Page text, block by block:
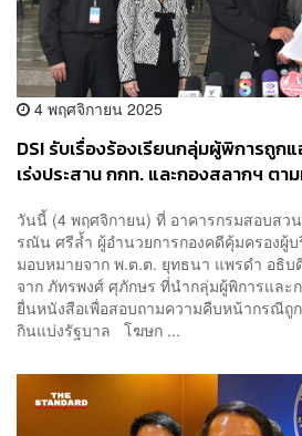
4 พฤศจิกายน 2025
DSI รับเรื่องร้องเรียนกลุ่มผู้พิการถูก
เร่งประสาน กกท. และกองสลากฯ ตา
วันนี้ (4 พฤศจิกายน) ที่ อาคารกรมสอบสว
รณัน ศรีล้ำ ผู้อำนวยการกองคดีคุ้มครองผู้
มอบหมายจาก พ.ต.ต. ยุทธนา แพรดำ อธิบดี
จาก ภัทรพงศ์ ศุภักษร ที่นำกลุ่มผู้พิการแล
ยื่นหนังสือเพื่อสอบถามความคืบหน้ากรณีถู
กินแบ่งรัฐบาล โฆษก ...